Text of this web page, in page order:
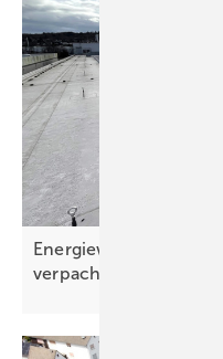
Energiewende im
verpachten und